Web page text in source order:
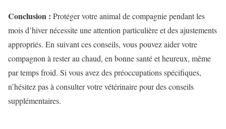
Conclusion : Protéger votre animal de compagnie pendant les
mois d’hiver nécessite une attention particulière et des ajustements
appropriés. En suivant ces conseils, vous pouvez aider votre
compagnon à rester au chaud, en bonne santé et heureux, même
par temps froid. Si vous avez des préoccupations spécifiques,
n’hésitez pas à consulter votre vétérinaire pour des conseils
supplémentaires.